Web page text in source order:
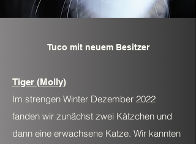
Tuco mit neuem Besitzer
Tiger (Molly)
Im strengen Winter Dezember 2022
fanden wir zunächst zwei Kätzchen und
dann eine erwachsene Katze. Wir kannten